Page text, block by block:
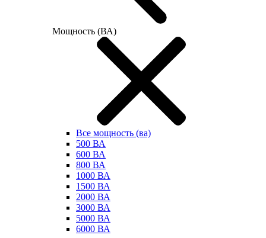
Мощность (ВА)
Все мощность (ва)
500 ВА
600 ВА
800 ВА
1000 ВА
1500 ВА
2000 ВА
3000 ВА
5000 ВА
6000 ВА